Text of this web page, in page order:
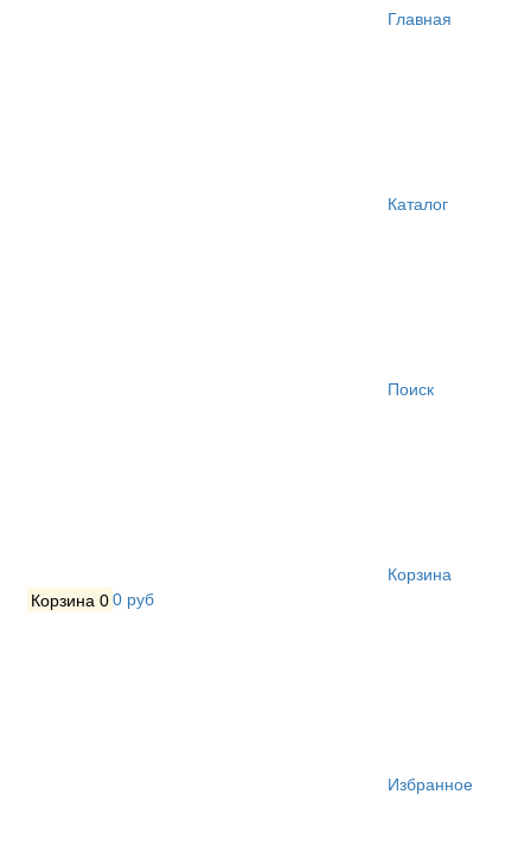
Главная
Каталог
Поиск
Корзина
Корзина 00 руб
Избранное